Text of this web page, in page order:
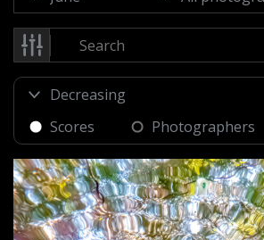
Scores Photographers